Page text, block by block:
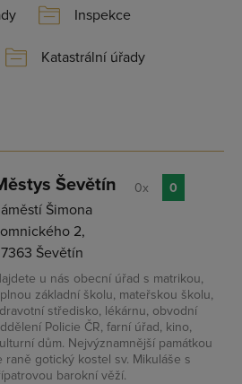
Inspekce
Katastrální úřady
Ševětín
Šimona
2,
Ševětín
u nás obecní úřad s matrikou,
základní školu, mateřskou školu,
středisko, lékárnu, obvodní
Policie ČR, farní úřad, kino,
dům. Nejvýznamnější památkou
raně gotický kostel sv. Mikuláše s
barokní věží.
0x 0